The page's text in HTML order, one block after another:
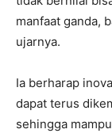
manfaat ganda,
ujarnya.
Ia berharap
dapat terus
sehingga